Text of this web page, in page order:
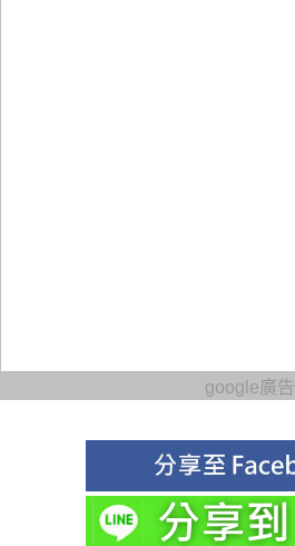
google廣告